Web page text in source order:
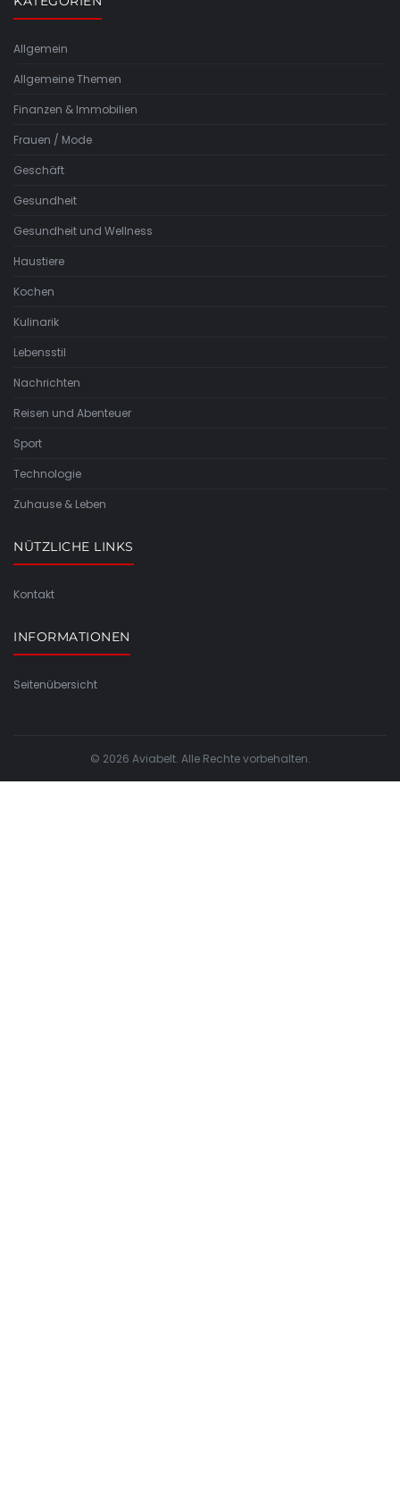
Allgemein
Allgemeine Themen
Finanzen & Immobilien
Frauen / Mode
Geschäft
Gesundheit
Gesundheit und Wellness
Haustiere
Kochen
Kulinarik
Lebensstil
Nachrichten
Reisen und Abenteuer
Sport
Technologie
Zuhause & Leben
NÜTZLICHE LINKS
Kontakt
INFORMATIONEN
Seitenübersicht
© 2026 Aviabelt. Alle Rechte vorbehalten.